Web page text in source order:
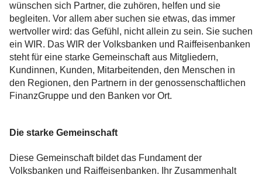
wünschen sich Partner, die zuhören, helfen und sie
begleiten. Vor allem aber suchen sie etwas, das immer
wertvoller wird: das Gefühl, nicht allein zu sein. Sie suchen
ein WIR. Das WIR der Volksbanken und Raiffeisenbanken
steht für eine starke Gemeinschaft aus Mitgliedern,
Kundinnen, Kunden, Mitarbeitenden, den Menschen in
den Regionen, den Partnern in der genossen­schaftlichen
FinanzGruppe und den Banken vor Ort.
Die starke Gemeinschaft
Diese Gemeinschaft bildet das Fundament der
Volksbanken und Raiffeisenbanken. Ihr Zusammenhalt